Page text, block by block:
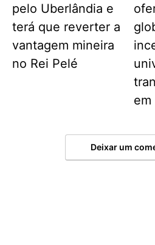
pelo Uberlândia e
terá que reverter a
vantagem mineira
no Rei Pelé
em
Deixar um